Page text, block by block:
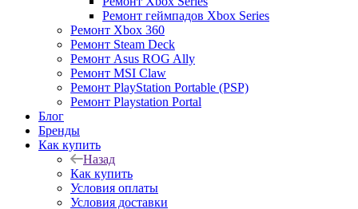
Ремонт геймпадов Xbox Series
Ремонт Xbox 360
Ремонт Steam Deck
Ремонт Asus ROG Ally
Ремонт MSI Claw
Ремонт PlayStation Portable (PSP)
Ремонт Playstation Portal
Блог
Бренды
Как купить
Назад
Как купить
Условия оплаты
Условия доставки